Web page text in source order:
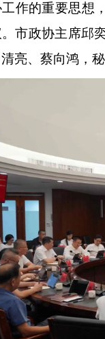
工作的重要思想
市政协主席邱
亮、蔡向鸿，